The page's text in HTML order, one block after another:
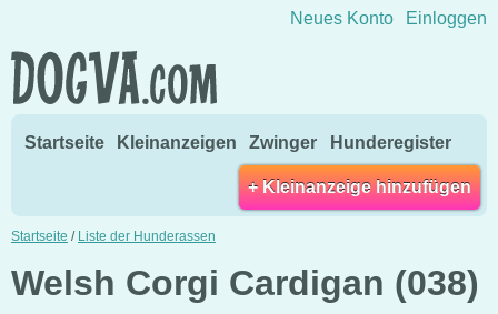
Direkt zum Inhalt wechseln
Neues Konto Einloggen
Startseite Kleinanzeigen Zwinger Hunderegister
+ Kleinanzeige hinzufügen
Startseite / Liste der Hunderassen
Welsh Corgi Cardigan (038)